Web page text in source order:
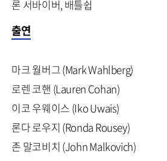
론 서바이버, 배틀쉽
출연
마크 월버그 (Mark Wahlberg)
로렌 코핸 (Lauren Cohan)
이코 우웨이스 (Iko Uwais)
론다 로우지 (Ronda Rousey)
존 말코비치 (John Malkovich)